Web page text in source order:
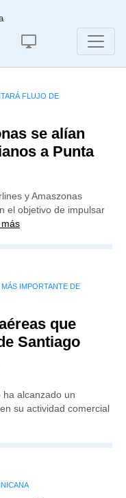
FLUJO DE
se alían
a Punta
y Amaszonas
el objetivo de impulsar
IMPORTANTE DE
que
Santiago
ha alcanzado un
su actividad comercial